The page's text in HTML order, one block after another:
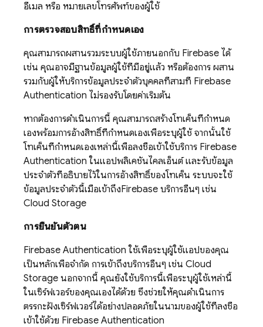
อีเมล หรือ หมายเลขโทรศัพท์ของผู้ใช้
การตรวจสอบสิทธิ์ที่กำหนดเอง
คุณสามารถผสานรวมระบบผู้ใช้ภายนอกกับ Firebase ได้
เช่น คุณอาจมีฐานข้อมูลผู้ใช้ที่มีอยู่แล้ว หรือต้องการ ผสาน
รวมกับผู้ให้บริการข้อมูลประจำตัวบุคคลที่สามที่ Firebase
Authentication ไม่รองรับโดยค่าเริ่มต้น
หากต้องการดำเนินการนี้ คุณสามารถสร้างโทเค็นที่กำหนด
เองพร้อมการอ้างสิทธิ์ที่กำหนดเองเพื่อระบุผู้ใช้ จากนั้นใช้
โทเค็นที่กำหนดเองเหล่านี้เพื่อลงชื่อเข้าใช้บริการ Firebase
Authentication ในแอปพลิเคชันไคลเอ็นต์ และรับข้อมูล
ประจำตัวที่อธิบายไว้ในการอ้างสิทธิ์ของโทเค็น ระบบจะใช้
ข้อมูลประจำตัวนี้เมื่อเข้าถึงFirebase บริการอื่นๆ เช่น
Cloud Storage
การยืนยันตัวตน
Firebase Authentication ใช้เพื่อระบุผู้ใช้แอปของคุณ
เป็นหลักเพื่อจำกัด การเข้าถึงบริการอื่นๆ เช่น Cloud
Storage นอกจากนี้ คุณยังใช้บริการนี้เพื่อระบุผู้ใช้เหล่านี้
ในเซิร์ฟเวอร์ของคุณเองได้ด้วย ซึ่งช่วยให้คุณดำเนินการ
ตรรกะฝั่งเซิร์ฟเวอร์ได้อย่างปลอดภัยในนามของผู้ใช้ที่ลงชื่อ
เข้าใช้ด้วย Firebase Authentication